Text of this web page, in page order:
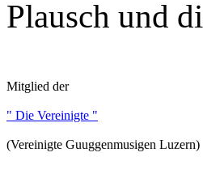
Plausch und
Mitglied der
" Die Vereinigte "
(Vereinigte Guuggenmusigen Luzern)